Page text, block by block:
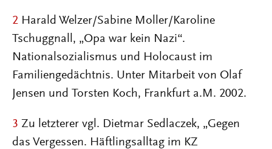
2 Harald Welzer/Sabine Moller/Karoline
Tschuggnall, „Opa war kein Nazi“.
Nationalsozialismus und Holocaust im
Familiengedächtnis. Unter Mitarbeit von Olaf
Jensen und Torsten Koch, Frankfurt a.M. 2002.
3 Zu letzterer vgl. Dietmar Sedlaczek, „Gegen
das Vergessen. Häftlingsalltag im KZ